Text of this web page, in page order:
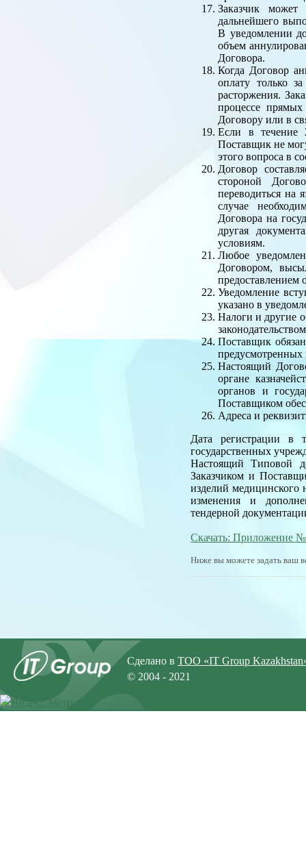
Заказчик может
дальнейшего
В уведомлении
объем
Договора.
Когда Договор
оплату только
расторжения.
процессе
Договору или в
Если в течение
Поставщик не
этого вопроса в
Договор
стороной
переводиться на
случае
Договора на
другая
условиям.
Любое
Договором,
предоставлением
Уведомление
указано в
Налоги и другие
Поставщик
предусмотренных
Настоящий
органе
органов и
Поставщиком
Адреса и
Дата регистрации в
государственных
Настоящий Типовой
Заказчиком и
изделий
изменения и
тендерной
Скачать: Приложение
Ниже вы можете задать ваш
Сделано в ТОО «IT Group
© 2004 - 2021